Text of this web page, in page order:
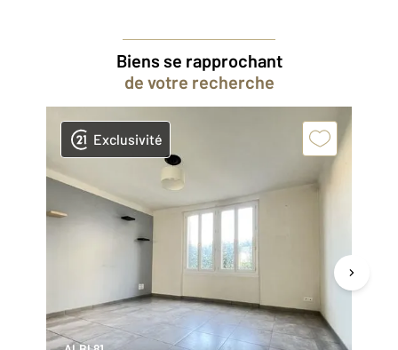
Biens se rapprochant
de votre recherche
Exclusivité